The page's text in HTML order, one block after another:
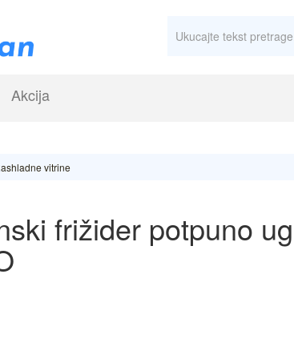
Akcija
vitrine
frižider potpuno